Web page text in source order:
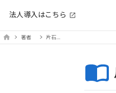
法人導入はこちら
著者 片石貴展